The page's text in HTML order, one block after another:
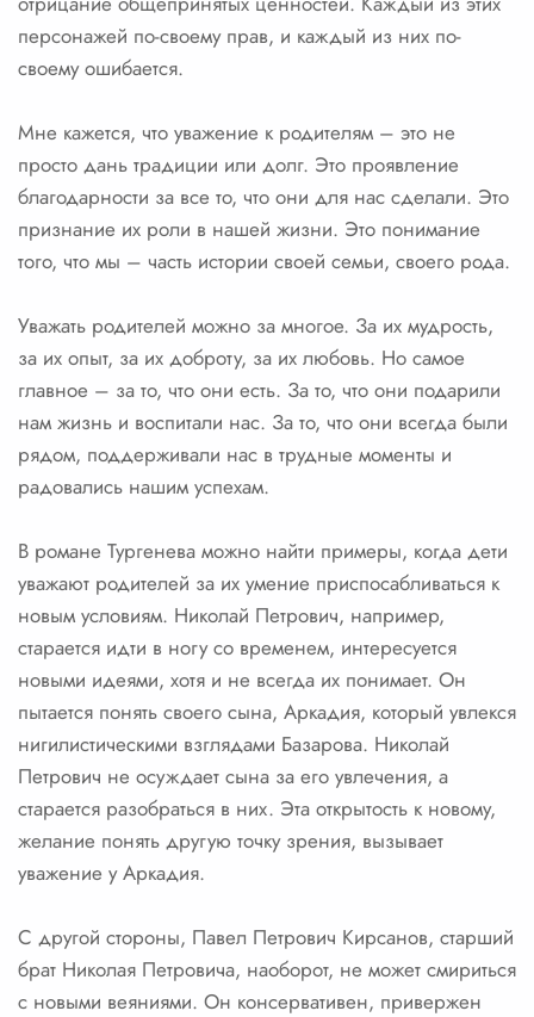
персонажей по-своему прав, и каждый из них по-
своему ошибается.
Мне кажется, что уважение к родителям – это не
просто дань традиции или долг. Это проявление
благодарности за все то, что они для нас сделали. Это
признание их роли в нашей жизни. Это понимание
того, что мы – часть истории своей семьи, своего рода.
Уважать родителей можно за многое. За их мудрость,
за их опыт, за их доброту, за их любовь. Но самое
главное – за то, что они есть. За то, что они подарили
нам жизнь и воспитали нас. За то, что они всегда были
рядом, поддерживали нас в трудные моменты и
радовались нашим успехам.
В романе Тургенева можно найти примеры, когда дети
уважают родителей за их умение приспосабливаться к
новым условиям. Николай Петрович, например,
старается идти в ногу со временем, интересуется
новыми идеями, хотя и не всегда их понимает. Он
пытается понять своего сына, Аркадия, который увлекся
нигилистическими взглядами Базарова. Николай
Петрович не осуждает сына за его увлечения, а
старается разобраться в них. Эта открытость к новому,
желание понять другую точку зрения, вызывает
уважение у Аркадия.
С другой стороны, Павел Петрович Кирсанов, старший
брат Николая Петровича, наоборот, не может смириться
с новыми веяниями. Он консервативен, привержен